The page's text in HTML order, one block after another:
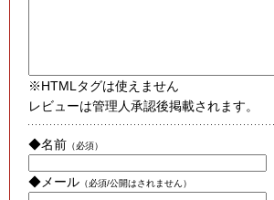
※HTMLタグは使えません
レビューは管理人承認後掲載されます。
◆名前 （必須）
◆メール （必須/公開はされません）